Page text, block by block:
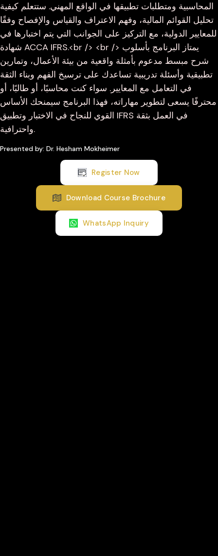
المحاسبية ومتطلبات تطبيقها في الواقع المهني. ستتعلم كيفية
تحليل القوائم المالية، وفهم الاعتراف والقياس والإفصاح وفقًا
للمعايير الدولية، مع التركيز على الجوانب التي يتم اختبارها في
شهادة ACCA IFRS.<br /> <br /> يمتاز البرنامج بأسلوب
شرح مبسط مدعوم بأمثلة واقعية من بيئة الأعمال، وتمارين
تطبيقية وأسئلة تدريبية تساعدك على ترسيخ الفهم وبناء الثقة
في التعامل مع المعايير. سواء كنت محاسبًا، أو طالبًا، أو
محترفًا يسعى لتطوير مهاراته، فهذا البرنامج سيمنحك الأساس
القوي للنجاح في الاختبار وتطبيق IFRS في العمل بثقة
واحترافية.
Presented by: Dr. Hesham Mokheimer
Register Now
Download Course Brochure
WhatsApp Inquiry